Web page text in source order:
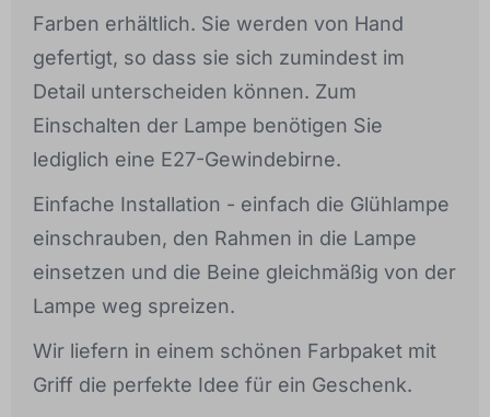
Farben erhältlich. Sie werden von Hand
gefertigt, so dass sie sich zumindest im
Detail unterscheiden können. Zum
Einschalten der Lampe benötigen Sie
lediglich eine E27-Gewindebirne.
Einfache Installation - einfach die Glühlampe
einschrauben, den Rahmen in die Lampe
einsetzen und die Beine gleichmäßig von der
Lampe weg spreizen.
Wir liefern in einem schönen Farbpaket mit
Griff die perfekte Idee für ein Geschenk.